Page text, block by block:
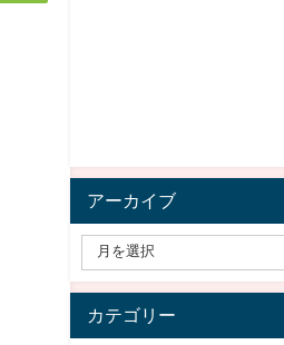
アーカイブ
カテゴリー